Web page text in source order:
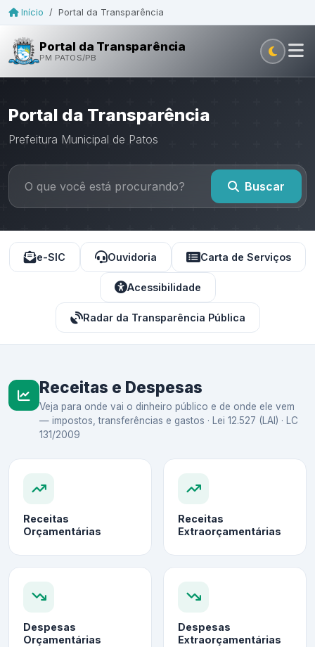
Início / Portal da Transparência
Portal da Transparência
PM PATOS/PB
Portal da Transparência
Prefeitura Municipal de Patos
Buscar
e-SIC Ouvidoria Carta de Serviços
Acessibilidade
Radar da Transparência Pública
Receitas e Despesas
Veja para onde vai o dinheiro público e de onde ele vem
— impostos, transferências e gastos · Lei 12.527 (LAI) · LC
131/2009
Receitas
Orçamentárias
Receitas
Extraorçamentárias
Despesas
Orçamentárias
Despesas
Extraorçamentárias